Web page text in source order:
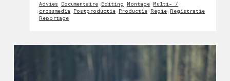
Advies Documentaire Editing Montage Multi- /
crossmedia
Postproductie Productie Regie Registratie
Reportage